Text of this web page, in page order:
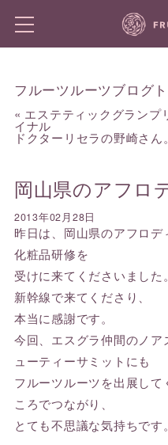
フルーツルーツブログ
« エステティックグランプ
イナル
ドクターリセラの野崎さん。
岡山県のアフロ
2013年02月28日
昨日は、岡山県のアフロ
化粧品研修を
受けに来てくださいまし
新幹線で来てくださり、
本当に感謝です。
今回、エスグラ仲間のノ
ューティーサミットにも
フルーツルーツを出展し
ころでつながり、
とても不思議な気持ちです。